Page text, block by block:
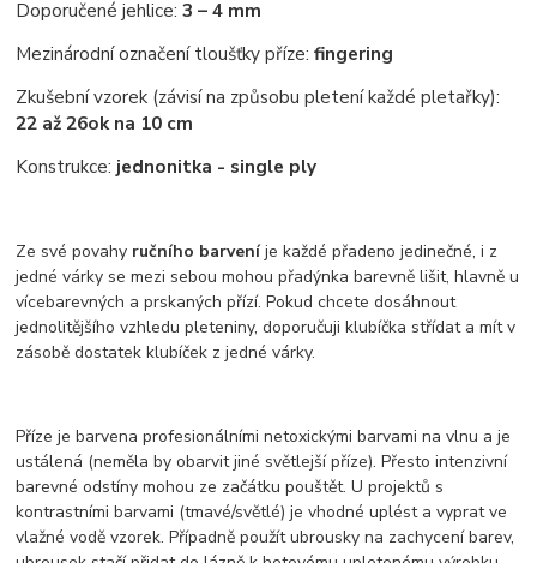
Doporučené jehlice:3 – 4 mm
Mezinárodní označení tloušťky příze:fingering
Zkušební vzorek (závisí na způsobu pletení každé pletařky):
22 až 26ok na 10 cm
Konstrukce: jednonitka - single ply
Ze své povahy ručního barveníje každé přadeno jedinečné, i z
jedné várky se mezi sebou mohou přadýnka barevně lišit, hlavně u
vícebarevných a prskaných přízí. Pokud chcete dosáhnout
jednolitějšího vzhledu pleteniny, doporučuji klubíčka střídat a mít v
zásobě dostatek klubíček z jedné várky.
Příze je barvena profesionálními netoxickými barvami na vlnu a je
ustálená (neměla by obarvit jiné světlejší příze). Přesto intenzivní
barevné odstíny mohou ze začátku pouštět. U projektů s
kontrastními barvami (tmavé/světlé) je vhodné uplést a vyprat ve
vlažné vodě vzorek. Případně použít ubrousky na zachycení barev,